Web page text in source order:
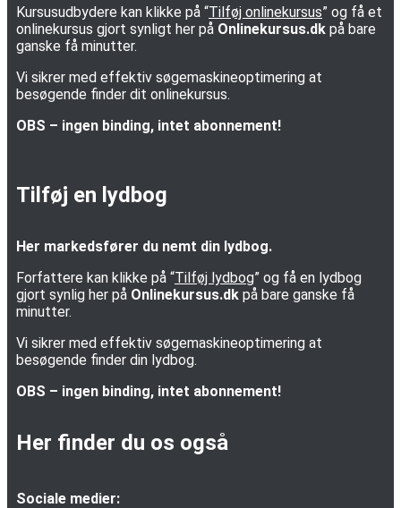
Kursusudbydere kan klikke på “Tilføj onlinekursus” og få et
onlinekursus gjort synligt her på Onlinekursus.dk på bare
ganske få minutter.
Vi sikrer med effektiv søgemaskineoptimering at
besøgende finder dit onlinekursus.
OBS – ingen binding, intet abonnement!
Tilføj en lydbog
Her markedsfører du nemt din lydbog.
Forfattere kan klikke på “Tilføj lydbog” og få en lydbog
gjort synlig her på Onlinekursus.dk på bare ganske få
minutter.
Vi sikrer med effektiv søgemaskineoptimering at
besøgende finder din lydbog.
OBS – ingen binding, intet abonnement!
Her finder du os også
Sociale medier: